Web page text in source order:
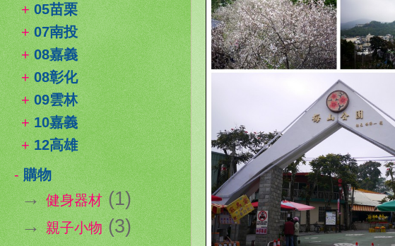
+05苗栗
+07南投
+08嘉義
+08彰化
+09雲林
+10嘉義
+12高雄
-購物
→健身器材(1)
→親子小物 (3)